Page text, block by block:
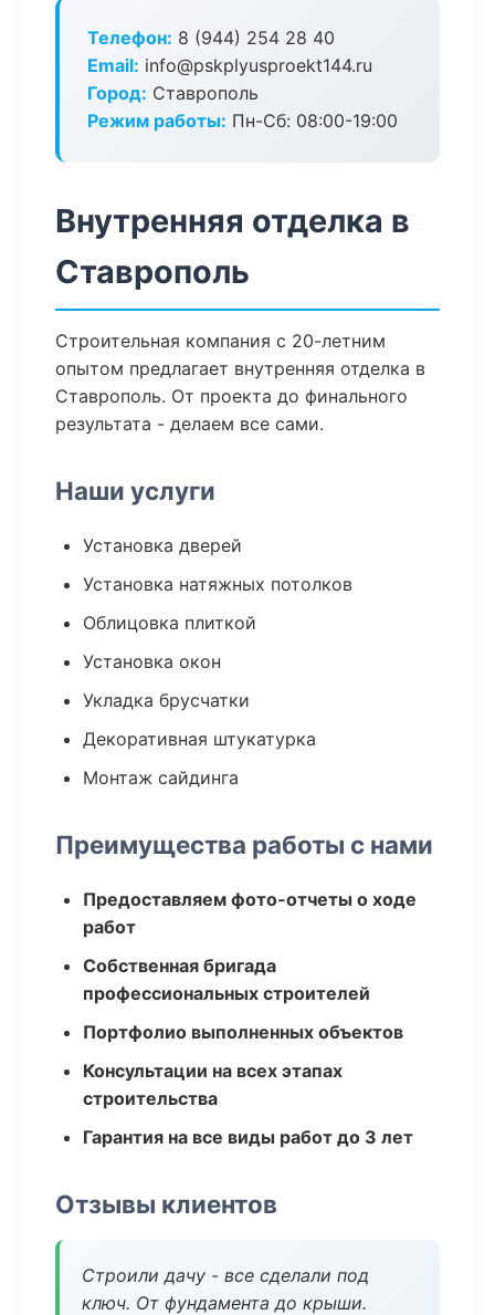
Телефон: 8 (944) 254 28 40
Email: info@pskplyusproekt144.ru
Город: Ставрополь
Режим работы: Пн-Сб: 08:00-19:00
Внутренняя отделка в
Ставрополь
Строительная компания с 20-летним
опытом предлагает внутренняя отделка в
Ставрополь. От проекта до финального
результата - делаем все сами.
Наши услуги
Установка дверей
Установка натяжных потолков
Облицовка плиткой
Установка окон
Укладка брусчатки
Декоративная штукатурка
Монтаж сайдинга
Преимущества работы с нами
Предоставляем фото-отчеты о ходе
работ
Собственная бригада
профессиональных строителей
Портфолио выполненных объектов
Консультации на всех этапах
строительства
Гарантия на все виды работ до 3 лет
Отзывы клиентов
Строили дачу - все сделали под
ключ. От фундамента до крыши.